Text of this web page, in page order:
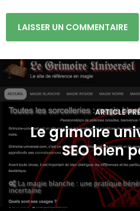
N
a
v
g
a
ARTICLE
Le grimoire
SEO bien